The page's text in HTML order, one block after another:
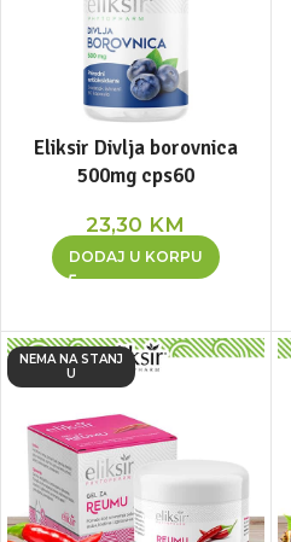
Eliksir Divlja borovnica
500mg cps60
23,30 KM
DODAJ U KORPU
NEMA NA STANJ
U